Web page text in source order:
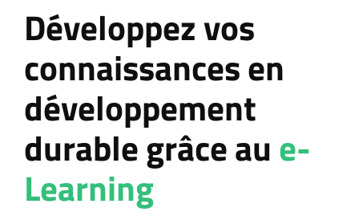
Développez vos
connaissances en
développement
durable grâce aue-
Learning